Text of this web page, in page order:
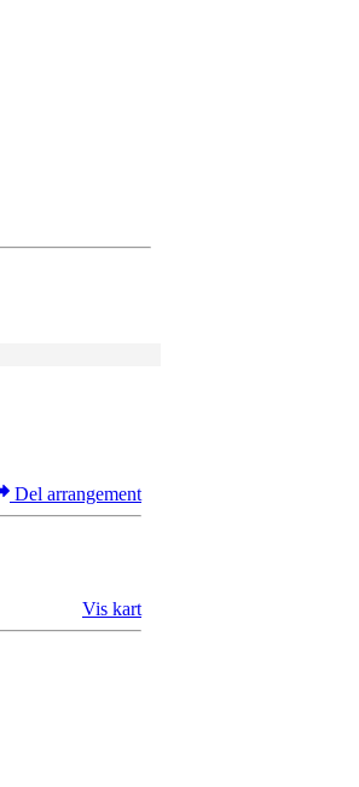
Del arrangement
Vis kart